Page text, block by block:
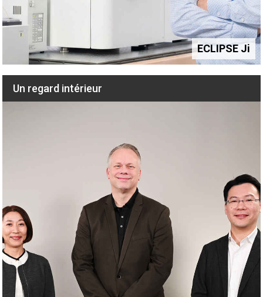
Analysis of DNA Damage using AI-driven fully automated
ECLIPSE Ji
septembre 2023
Quantitative analysis of autophagy activity using AI-
driven fully automated ECLIPSE Ji
Apoptosis assay using AI-driven fully automated
AI-powered optimization of transfection efficiency by
nucleus and cellular region detection from brightfield
images
septembre 2023
ECLIPSE Ji
Un regard intérieur